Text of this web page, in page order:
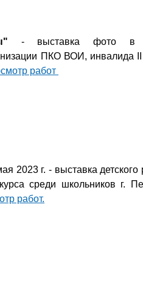
- выставка фото в
ПКО ВОИ, инвалида
работ
2023 г. - выставка детского
среди школьников г.
работ.